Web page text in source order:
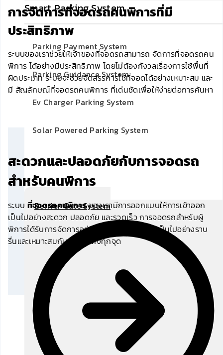
Smart Parking System
Parking Payment System
Parking Guidance System
Ev Charger Parking System
Solar Powered Parking System
Berrier Gate System
การจัดการที่จอดรถคนพิการที่มี
ประสิทธิภาพ
ระบบของเราช่วยให้เจ้าของที่จอดรถสามารถ จัดการที่จอดรถคน
พิการ ได้อย่างมีประสิทธิภาพ โดยไม่ต้องกังวลเรื่องการใช้พื้นที่
ผิดประเภท ระบบจะช่วยจัดสรรการใช้ที่จอดได้อย่างเหมาะสม และ
มี สัญลักษณ์ที่จอดรถคนพิการ ที่เด่นชัดเพื่อให้ง่ายต่อการค้นหา
สะดวกและปลอดภัยกับการจอดรถ
สำหรับคนพิการ
ระบบ ที่จอดรถคนพิการของเรามีการออกแบบให้การเข้าออก
เป็นไปอย่างสะดวก ปลอดภัย และรวดเร็ว การจอดรถสำหรับผู้
พิการได้รับการจัดการอย่างดีเพื่อให้การใช้งานเป็นไปอย่างราบ
รื่นและเหมาะสมกับการเข้าถึงทุกจุด